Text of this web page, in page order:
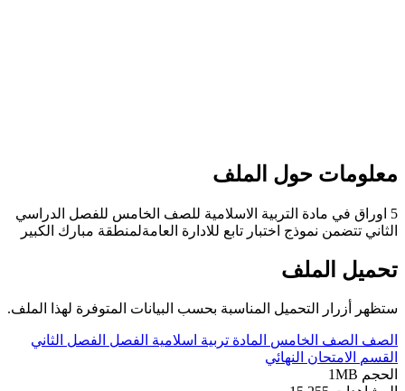
معلومات حول الملف
5 اوراق في مادة التربية الاسلامية للصف الخامس للفصل الدراسي
الثاني تتضمن نموذج اختبار تابع للادارة العامةلمنطقة مبارك الكبير
تحميل الملف
ستظهر أزرار التحميل المناسبة بحسب البيانات المتوفرة لهذا الملف.
الصف الصف الخامس المادة تربية اسلامية الفصل
الفصل الثاني
القسم
الامتحان النهائي
الحجم 1MB